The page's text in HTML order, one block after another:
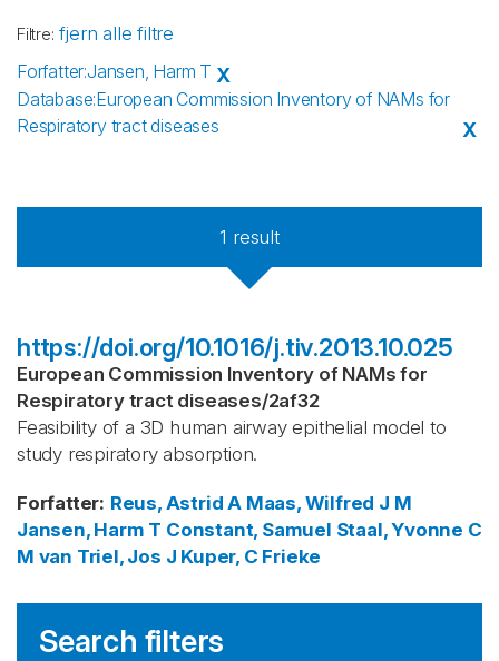
Filtre: fjern alle filtre
Forfatter:Jansen, Harm T X
Database:European Commission Inventory of NAMs for
Respiratory tract diseases
X
1 result
https://doi.org/10.1016/j.tiv.2013.10.025
European Commission Inventory of NAMs for
Respiratory tract diseases/2af32
Feasibility of a 3D human airway epithelial model to
study respiratory absorption.
Forfatter: Reus, Astrid A Maas, Wilfred J M
Jansen, Harm T Constant, Samuel Staal, Yvonne C
M van Triel, Jos J Kuper, C Frieke
Search filters